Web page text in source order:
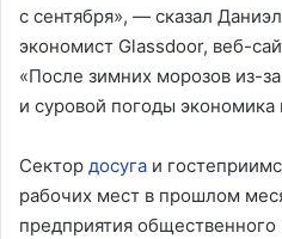
с сентября», — сказал
экономист Glassdoor, веб-
«После зимних морозов из-
и суровой погоды экономика
Сектор досуга и
рабочих мест в прошлом
предприятия